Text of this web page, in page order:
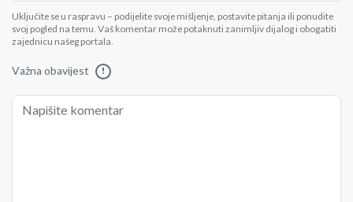
Uključite se u raspravu – podijelite svoje mišljenje, postavite pitanja ili ponudite
svoj pogled na temu. Vaš komentar može potaknuti zanimljiv dijalog i obogatiti
zajednicu našeg portala.
Važna obavijest !